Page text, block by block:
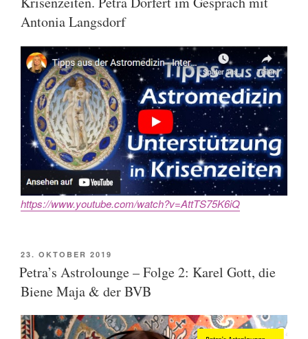
Antonia Langsdorf
https://www.youtube.com/watch?v=AttTS75K6iQ
POSTED
ON
23. OKTOBER 2019
Petra’s Astrolounge – Folge 2: Karel Gott, die
Biene Maja & der BVB